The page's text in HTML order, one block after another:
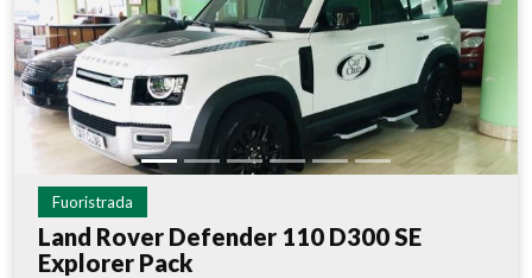
Fuoristrada
Land Rover Defender 110 D300 SE
Explorer Pack